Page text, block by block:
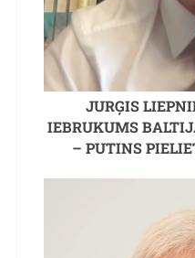
JURĢIS
IEBRUKUMS
– PUTINS